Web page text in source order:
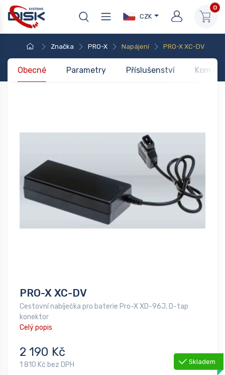
CZK
0
Značka PRO-X Napájení PRO-X XC-DV
Obecné Parametry Příslušenství
PRO-X XC-DV
Cestovní nabíječka pro baterie Pro-X XD-96J, D-tap
konektor
Celý popis
2 190 Kč
1 810 Kč bez DPH Skladem